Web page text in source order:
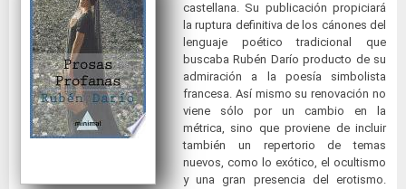
castellana. Su publicación propiciará
la ruptura definitiva de los cánones del
lenguaje poético tradicional que
buscaba Rubén Darío producto de su
admiración a la poesía simbolista
francesa. Así mismo su renovación no
viene sólo por un cambio en la
métrica, sino que proviene de incluir
también un repertorio de temas
nuevos, como lo exótico, el ocultismo
y una gran presencia del erotismo.